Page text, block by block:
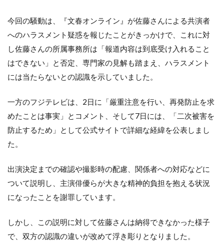
今回の騒動は、『文春オンライン』が佐藤さんによる共演者
へのハラスメント疑惑を報じたことがきっかけで、これに対
し佐藤さんの所属事務所は「報道内容は到底受け入れること
はできない」と否定、専門家の見解も踏まえ、ハラスメント
には当たらないとの認識を示していました。
一方のフジテレビは、2日に「厳重注意を行い、再発防止を求
めたことは事実」とコメント、そして7日には、「二次被害を
防止するため」として公式サイトで詳細な経緯を公表しまし
た。
出演決定までの確認や撮影時の配慮、関係者への対応などに
ついて説明し、主演俳優らが大きな精神的負担を抱える状況
になったことを謝罪しています。
しかし、この説明に対して佐藤さんは納得できなかった様子
で、双方の認識の違いが改めて浮き彫りとなりました。